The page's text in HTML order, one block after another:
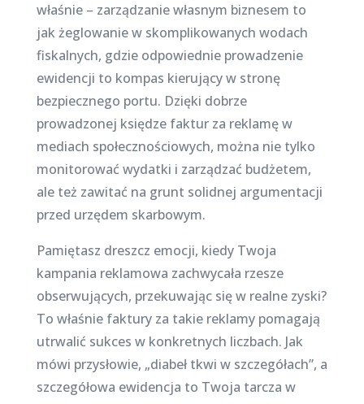
właśnie – zarządzanie własnym biznesem to
jak żeglowanie w skomplikowanych wodach
fiskalnych, gdzie odpowiednie prowadzenie
ewidencji to kompas kierujący w stronę
bezpiecznego portu. Dzięki dobrze
prowadzonej księdze faktur za reklamę w
mediach społecznościowych, można nie tylko
monitorować wydatki i zarządzać budżetem,
ale też zawitać na grunt solidnej argumentacji
przed urzędem skarbowym.
Pamiętasz dreszcz emocji, kiedy Twoja
kampania reklamowa zachwycała rzesze
obserwujących, przekuwając się w realne zyski?
To właśnie faktury za takie reklamy pomagają
utrwalić sukces w konkretnych liczbach. Jak
mówi przysłowie, „diabeł tkwi w szczegółach”, a
szczegółowa ewidencja to Twoja tarcza w